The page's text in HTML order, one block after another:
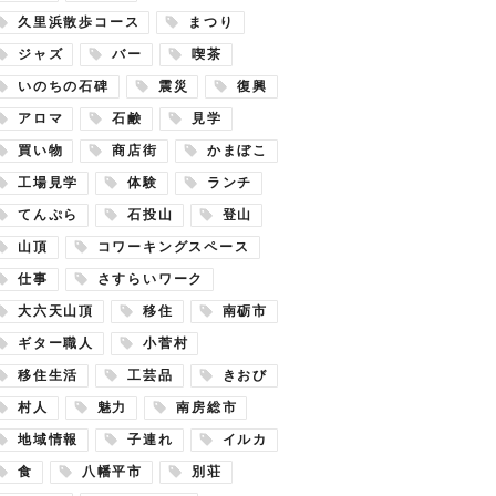
久里浜散歩コース まつり
ジャズ バー 喫茶
いのちの石碑 震災 復興
アロマ 石鹸 見学
買い物 商店街 かまぼこ
工場見学 体験 ランチ
てんぷら 石投山 登山
山頂 コワーキングスペース
仕事 さすらいワーク
大六天山頂 移住 南砺市
ギター職人 小菅村
移住生活 工芸品 きおび
村人 魅力 南房総市
地域情報 子連れ イルカ
食 八幡平市 別荘